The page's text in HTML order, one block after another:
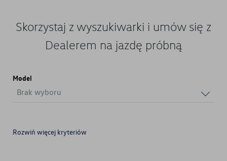
Skorzystaj z wyszukiwarki i umów się z
Dealerem na jazdę próbną
Model
Brak wyboru
Rozwiń więcej kryteriów